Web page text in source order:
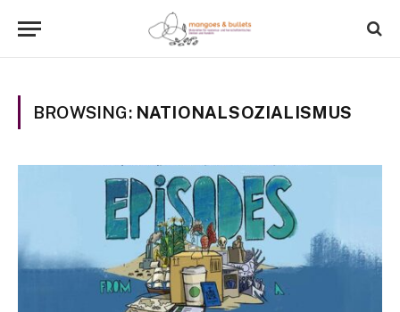
BROWSING: NATIONALSOZIALISMUS